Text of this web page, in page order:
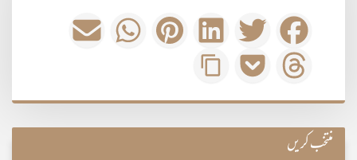
منتخب کریں